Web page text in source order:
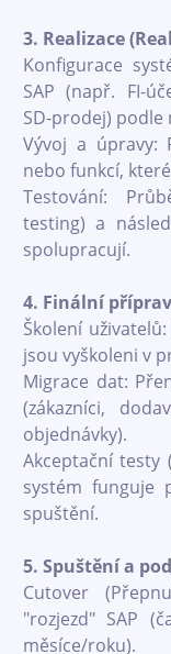
3. Realizace
Konfigurace
SAP (např. FI-
SD-prodej) podle
Vývoj a úpravy:
nebo funkcí,
Testování:
testing) a
spolupracují.
4. Finální
Školení
jsou vyškoleni v
Migrace dat:
(zákazníci,
objednávky).
Akceptační testy
systém funguje
spuštění.
5. Spuštění a
Cutover
"rozjezd" SAP
měsíce/roku).